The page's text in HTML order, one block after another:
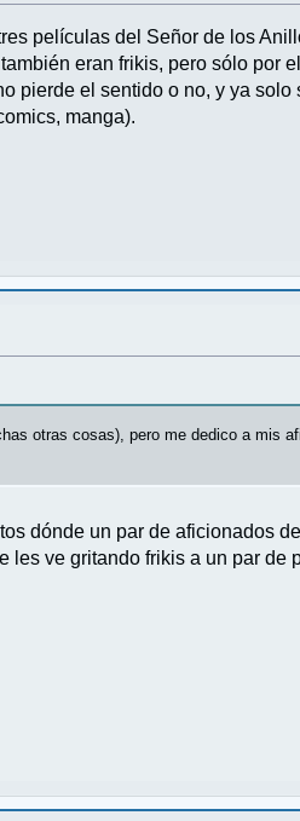
películas del Señor de los
eran frikis, pero sólo por
pierde el sentido o no, y ya solo
manga).
otras cosas), pero me dedico a mis
dónde un par de aficionados
les ve gritando frikis a un par de